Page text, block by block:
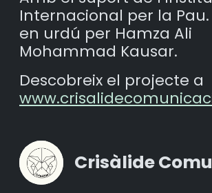
Internacional per la
en urdú per Hamza Ali
Mohammad Kausar.
Descobreix el projecte a
Crisàlide